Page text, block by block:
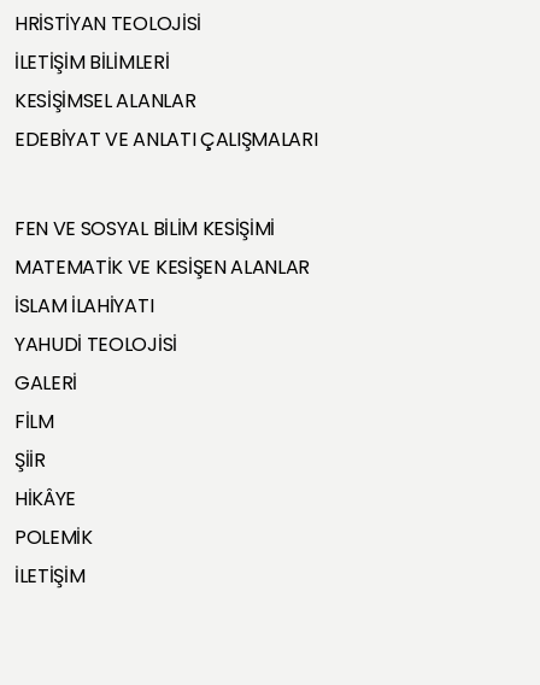
HRİSTİYAN TEOLOJİSİ
İLETİŞİM BİLİMLERİ
KESİŞİMSEL ALANLAR
EDEBİYAT VE ANLATI ÇALIŞMALARI
FEN VE SOSYAL BİLİM KESİŞİMİ
MATEMATİK VE KESİŞEN ALANLAR
İSLAM İLAHİYATI
YAHUDİ TEOLOJİSİ
GALERİ
FİLM
ŞİİR
HİKÂYE
POLEMİK
İLETİŞİM